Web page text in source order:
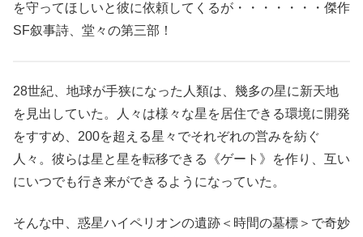
を守ってほしいと彼に依頼してくるが・・・・・・・傑作
SF叙事詩、堂々の第三部！
28世紀、地球が手狭になった人類は、幾多の星に新天地
を見出していた。人々は様々な星を居住できる環境に開発
をすすめ、200を超える星々でそれぞれの営みを紡ぐ
人々。彼らは星と星を転移できる《ゲート》を作り、互い
にいつでも行き来ができるようになっていた。
そんな中、惑星ハイペリオンの遺跡＜時間の墓標＞で奇妙